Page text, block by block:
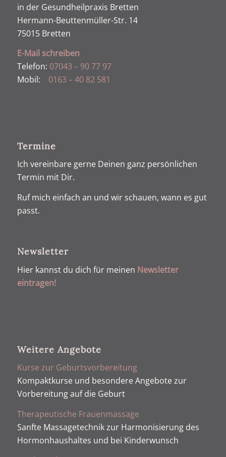
in der Gesundheilpraxis Bretten
Hermann-Beuttenmüller-Str. 14
75015 Bretten
E-Mail schreiben
Telefon: 07043 – 90 77 97
Mobil: 0163 – 40 82 581
Termine
Ich vereinbare gerne Deinen ganz persönlichen
Termin mit Dir.
Ruf mich einfach an und wir schauen, wann es gut
passt.
Newsletter
Hier kannst du dich für meinen Newsletter
eintragen!
Weitere Angebote
Kurse zur Geburtsvorbereitung
Kompaktkurse und besondere Angebote zur
Vorbereitung auf die Geburt
Therapeutische Frauenmassage
Sanfte Massagetechnik zur Harmonisierung des
Hormonhaushaltes und bei Kinderwunsch